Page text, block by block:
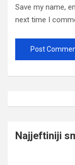
Save my name,
next time I
Najjeftiniji